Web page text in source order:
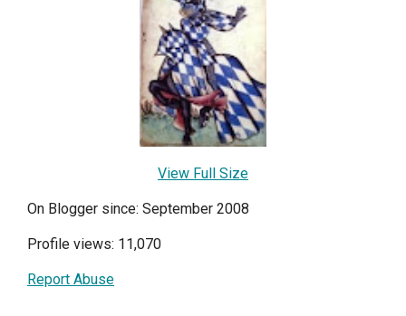
View Full Size
On Blogger since: September 2008
Profile views: 11,070
Report Abuse